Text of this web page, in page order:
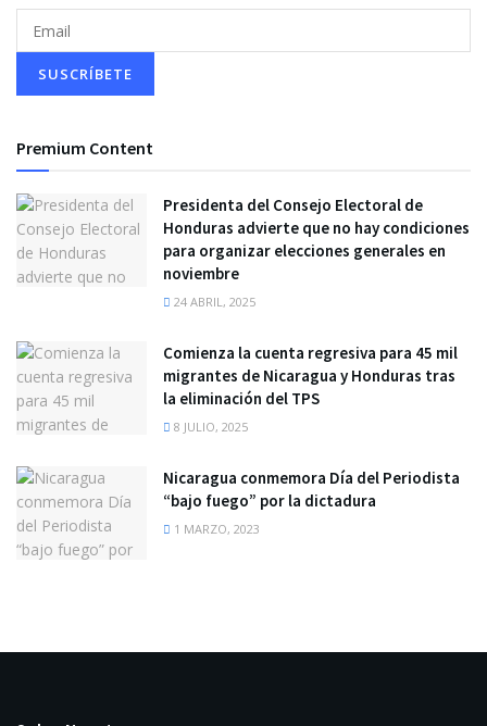
Premium Content
Presidenta del Consejo Electoral de
Honduras advierte que no hay condiciones
para organizar elecciones generales en
noviembre
24 ABRIL, 2025
Comienza la cuenta regresiva para 45 mil
migrantes de Nicaragua y Honduras tras
la eliminación del TPS
8 JULIO, 2025
Nicaragua conmemora Día del Periodista
“bajo fuego” por la dictadura
1 MARZO, 2023